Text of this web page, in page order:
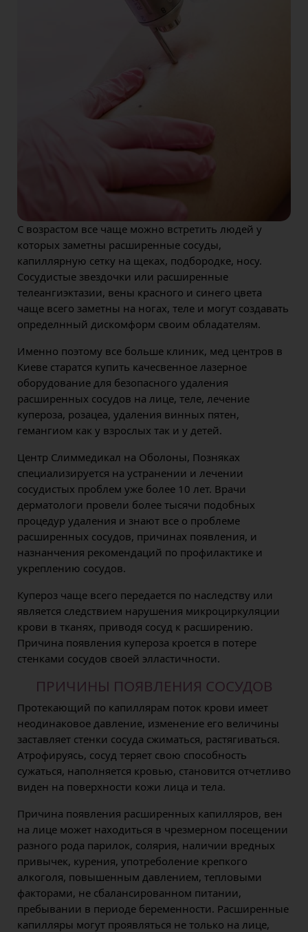
С возрастом все чаще можно встретить людей у
которых заметны расширенные сосуды,
капиллярную сетку на щеках, подбородке, носу.
Сосудистые звездочки или расширенные
телеангиэктазии, вены красного и синего цвета
чаще всего заметны на ногах, теле и могут создавать
определнный дискомформ своим обладателям.
Именно поэтому все больше клиник, мед центров в
Киеве старатся купить качесвенное лазерное
оборудование для безопасного удаления
расширенных сосудов на лице, теле, лечение
купероза, розацеа, удаления винных пятен,
гемангиом как у взрослых так и у детей.
Центр Слиммедикал на Оболоны, Позняках
специализируется на устранении и лечении
сосудистых проблем уже более 10 лет. Врачи
дерматологи провели более тысячи подобных
процедур удаления и знают все о проблеме
расширенных сосудов, причинах появления, и
назнанчения рекомендаций по профилактике и
укреплению сосудов.
Купероз чаще всего передается по наследству или
является следствием нарушения микроциркуляции
крови в тканях, приводя сосуд к расширению.
Причина появления купероза кроется в потере
стенками сосудов своей элластичности.
ПРИЧИНЫ ПОЯВЛЕНИЯ СОСУДОВ
Протекающий по капиллярам поток крови имеет
неодинаковое давление, изменение его величины
заставляет стенки сосуда сжиматься, растягиваться.
Атрофируясь, сосуд теряет свою способность
сужаться, наполняется кровью, становится отчетливо
виден на поверхности кожи лица и тела.
Причина появления расширенных капилляров, вен
на лице может находиться в чрезмерном посещении
разного рода парилок, солярия, наличии вредных
привычек, курения, употреболение крепкого
алкоголя, повышенным давлением, тепловыми
факторами, не сбалансированном питании,
пребывании в периоде беременности. Расширенные
капилляры могут проявляться не только на лице,